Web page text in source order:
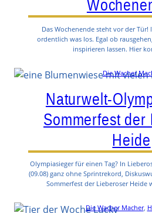
Das Wochenende steht vor der Tür!
ordentlich was los. Egal ob
inspirieren lassen. Hier
Die Wacher
Naturwelt-
Sommerfest der
Heide
Olympiasieger für einen Tag? In
(09.08) ganz ohne Sprintrekord,
Sommerfest der Lieberoser Heide
Die Wacher Macher,